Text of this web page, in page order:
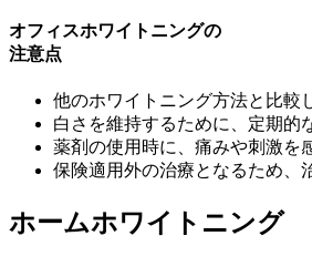
オフィスホワイトニングの
注意点
他のホワイトニング方法と比較
白さを維持するために、定期的
薬剤の使用時に、痛みや刺激を
保険適用外の治療となるため、
ホームホワイトニング